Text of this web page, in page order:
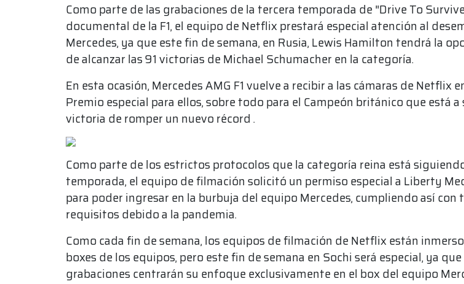
Como parte de las grabaciones de la tercera temporada de "Drive To
documental de la F1, el equipo de Netflix prestará especial atención al
Mercedes, ya que este fin de semana, en Rusia, Lewis Hamilton tendrá la
de alcanzar las 91 victorias de Michael Schumacher en la categoría.
En esta ocasión, Mercedes AMG F1 vuelve a recibir a las cámaras de Netflix
Premio especial para ellos, sobre todo para el Campeón británico que está a
victoria de romper un nuevo récord .
Como parte de los estrictos protocolos que la categoría reina está
temporada, el equipo de filmación solicitó un permiso especial a Liberty
para poder ingresar en la burbuja del equipo Mercedes, cumpliendo así con
requisitos debido a la pandemia.
Como cada fin de semana, los equipos de filmación de Netflix están
boxes de los equipos, pero este fin de semana en Sochi será especial, ya
grabaciones centrarán su enfoque exclusivamente en el box del equipo